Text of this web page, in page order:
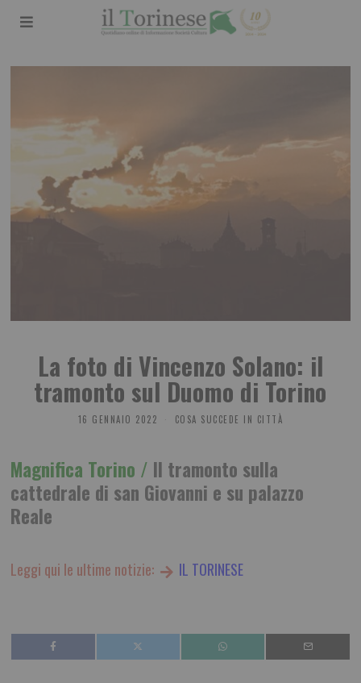
La foto di Vincenzo Solano: il
tramonto sul Duomo di Torino
16 GENNAIO 2022 COSA SUCCEDE IN CITTÀ
Magnifica Torino / Il tramonto sulla
cattedrale di san Giovanni e su palazzo
Reale
Leggi qui le ultime notizie: IL TORINESE